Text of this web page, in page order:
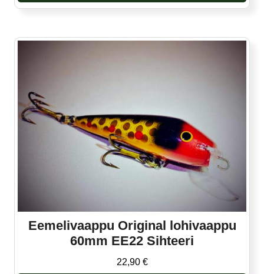
Eemelivaappu Original lohivaappu
60mm EE22 Sihteeri
22,90 €